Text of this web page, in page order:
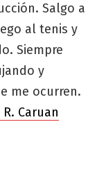
Salgo a
al tenis y
Siempre
y
me ocurren.
Caruan